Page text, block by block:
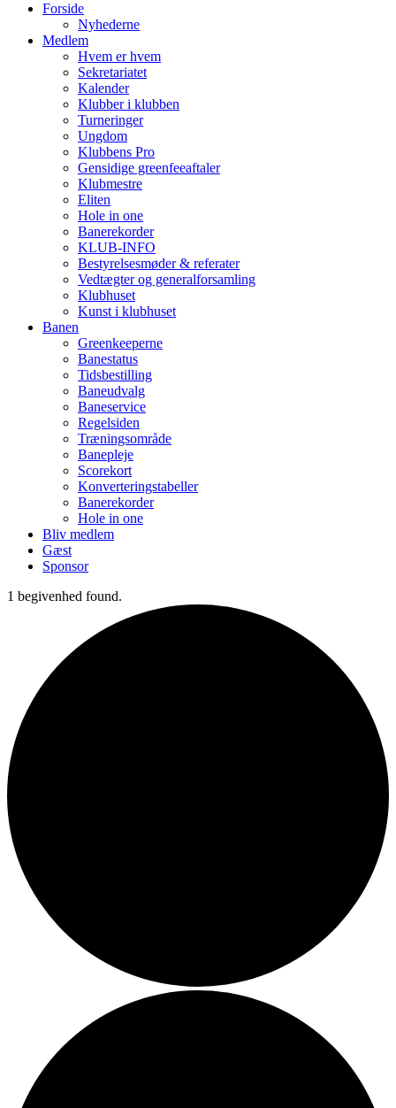
Forside
Nyhederne
Medlem
Hvem er hvem
Sekretariatet
Kalender
Klubber i klubben
Turneringer
Ungdom
Klubbens Pro
Gensidige greenfeeaftaler
Klubmestre
Eliten
Hole in one
Banerekorder
KLUB-INFO
Bestyrelsesmøder & referater
Vedtægter og generalforsamling
Klubhuset
Kunst i klubhuset
Banen
Greenkeeperne
Banestatus
Tidsbestilling
Baneudvalg
Baneservice
Regelsiden
Træningsområde
Banepleje
Scorekort
Konverteringstabeller
Banerekorder
Hole in one
Bliv medlem
Gæst
Sponsor
1 begivenhed found.